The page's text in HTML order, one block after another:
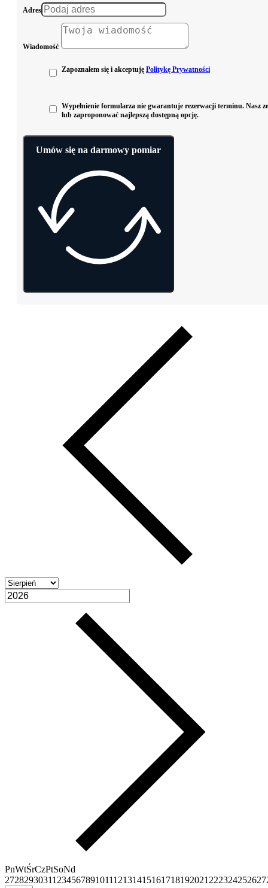
Adres
Wiadomość
Zapoznałem się i akceptuję Politykę Prywatności
Wypełnienie formularza nie gwarantuje rezerwacji terminu. Nasz
lub zaproponować najlepszą dostępną opcję.
Umów się na darmowy pomiar
PnWtŚrCzPtSoNd
27282930311 23456789101112131415161718192021 222324252627